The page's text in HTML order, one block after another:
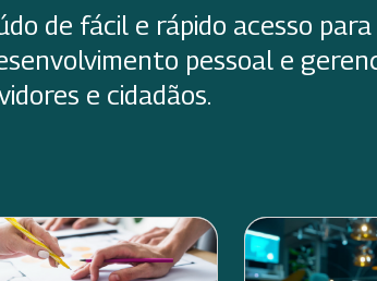
de fácil e rápido acesso para
pessoal e
e cidadãos.